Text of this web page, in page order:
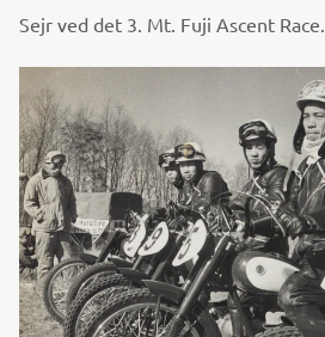
Sejr ved det 3. Mt. Fuji Ascent Race.